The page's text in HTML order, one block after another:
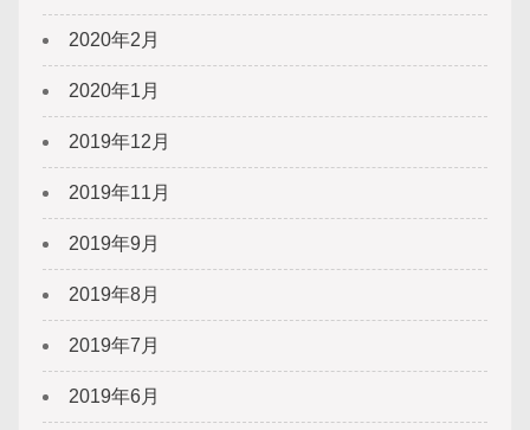
2020年2月
2020年1月
2019年12月
2019年11月
2019年9月
2019年8月
2019年7月
2019年6月